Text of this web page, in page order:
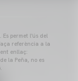
Es permet l'ús del
referència a la
enllaç:
la Peña, no es